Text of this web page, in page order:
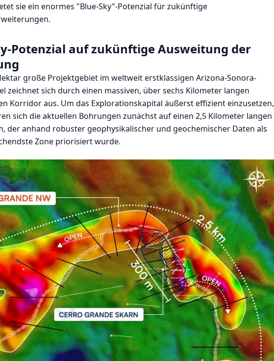
sie ein enormes "Blue-Sky"-Potenzial für zukünftige
Potenzial auf zukünftige Ausweitung der
große Projektgebiet im weltweit erstklassigen Arizona-Sonora-
zeichnet sich durch einen massiven, über sechs Kilometer langen
Korridor aus. Um das Explorationskapital äußerst effizient einzusetzen,
sich die aktuellen Bohrungen zunächst auf einen 2,5 Kilometer langen
der anhand robuster geophysikalischer und geochemischer Daten als
Zone priorisiert wurde.